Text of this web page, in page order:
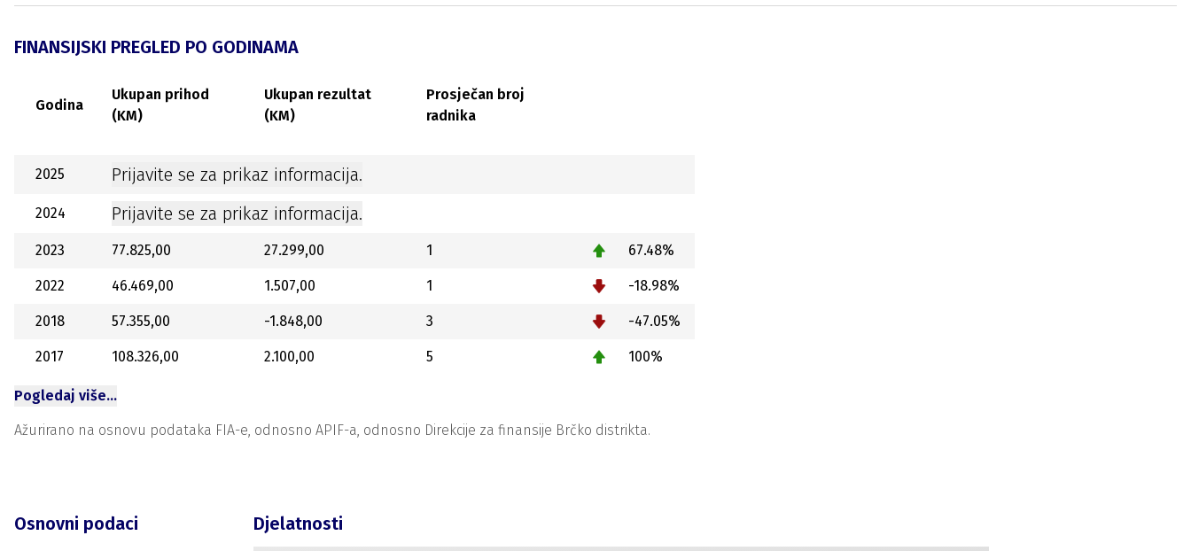
FINANSIJSKI PREGLED PO GODINAMA
Godina
Ukupan prihod
(KM)
Ukupan rezultat
(KM)
Prosječan broj
radnika
2025 Prijavite se za prikaz informacija.
2024 Prijavite se za prikaz informacija.
2023 77.825,00 27.299,00 1 67.48%
2022 46.469,00 1.507,00 1 -18.98%
2018 57.355,00 -1.848,00 3 -47.05%
2017 108.326,00 2.100,00 5 100%
Pogledaj više…
Ažurirano na osnovu podataka FIA-e, odnosno APIF-a, odnosno Direkcije za finansije Brčko distrikta.
Osnovni podaci
Djelatnosti